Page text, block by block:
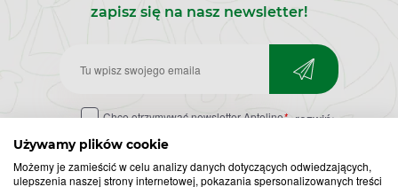
Używamy plików cookie
Możemy je zamieścić w celu analizy danych dotyczących odwiedzających,
ulepszenia naszej strony internetowej, pokazania spersonalizowanych treści
zapisz się na nasz newsletter!
Zapisz
do
newslettera
Chcę otrzymywać newsletter Apteline* rozwiń>